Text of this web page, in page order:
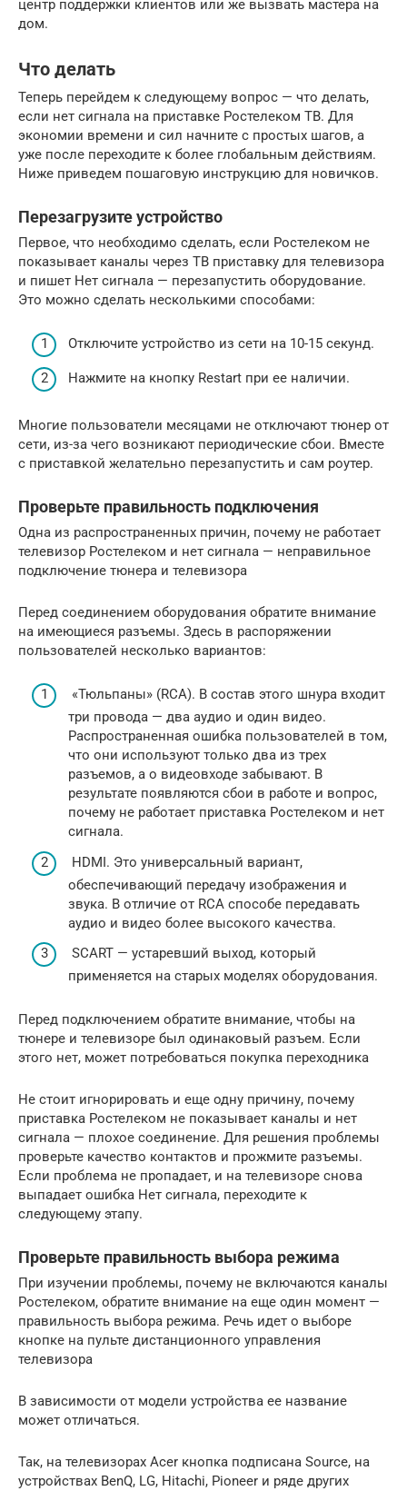
центр поддержки клиентов или же вызвать мастера на
дом.
Что делать
Теперь перейдем к следующему вопрос — что делать,
если нет сигнала на приставке Ростелеком ТВ. Для
экономии времени и сил начните с простых шагов, а
уже после переходите к более глобальным действиям.
Ниже приведем пошаговую инструкцию для новичков.
Перезагрузите устройство
Первое, что необходимо сделать, если Ростелеком не
показывает каналы через ТВ приставку для телевизора
и пишет Нет сигнала — перезапустить оборудование.
Это можно сделать несколькими способами:
Отключите устройство из сети на 10-15 секунд.
Нажмите на кнопку Restart при ее наличии.
Многие пользователи месяцами не отключают тюнер от
сети, из-за чего возникают периодические сбои. Вместе
с приставкой желательно перезапустить и сам роутер.
Проверьте правильность подключения
Одна из распространенных причин, почему не работает
телевизор Ростелеком и нет сигнала — неправильное
подключение тюнера и телевизора
Перед соединением оборудования обратите внимание
на имеющиеся разъемы. Здесь в распоряжении
пользователей несколько вариантов:
«Тюльпаны» (RCA). В состав этого шнура входит
три провода — два аудио и один видео.
Распространенная ошибка пользователей в том,
что они используют только два из трех
разъемов, а о видеовходе забывают. В
результате появляются сбои в работе и вопрос,
почему не работает приставка Ростелеком и нет
сигнала.
HDMI. Это универсальный вариант,
обеспечивающий передачу изображения и
звука. В отличие от RCA способе передавать
аудио и видео более высокого качества.
SCART — устаревший выход, который
применяется на старых моделях оборудования.
Перед подключением обратите внимание, чтобы на
тюнере и телевизоре был одинаковый разъем. Если
этого нет, может потребоваться покупка переходника
Не стоит игнорировать и еще одну причину, почему
приставка Ростелеком не показывает каналы и нет
сигнала — плохое соединение. Для решения проблемы
проверьте качество контактов и прожмите разъемы.
Если проблема не пропадает, и на телевизоре снова
выпадает ошибка Нет сигнала, переходите к
следующему этапу.
Проверьте правильность выбора режима
При изучении проблемы, почему не включаются каналы
Ростелеком, обратите внимание на еще один момент —
правильность выбора режима. Речь идет о выборе
кнопке на пульте дистанционного управления
телевизора
В зависимости от модели устройства ее название
может отличаться.
Так, на телевизорах Acer кнопка подписана Source, на
устройствах BenQ, LG, Hitachi, Pioneer и ряде других